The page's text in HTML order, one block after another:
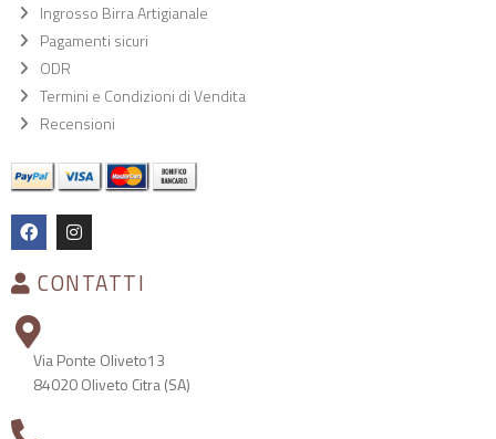
Ingrosso Birra Artigianale
Pagamenti sicuri
ODR
Termini e Condizioni di Vendita
Recensioni
CONTATTI
Via Ponte Oliveto13
84020 Oliveto Citra (SA)